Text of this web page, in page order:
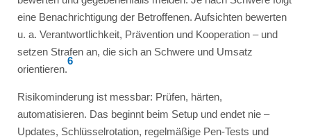
eine Benachrichtigung der Betroffenen. Aufsichten bewerten
u. a. Verantwortlichkeit, Prävention und Kooperation – und
setzen Strafen an, die sich an Schwere und Umsatz
orientieren.
6
Risikominderung ist messbar: Prüfen, härten,
automatisieren. Das beginnt beim Setup und endet nie –
Updates, Schlüsselrotation, regelmäßige Pen-Tests und